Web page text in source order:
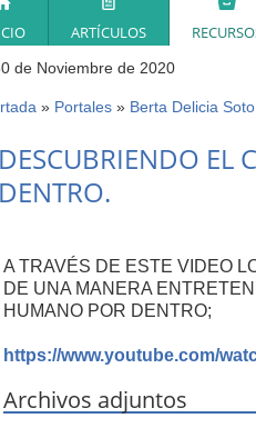
ARTÍCULOS
de Noviembre de 2020
está
aquí
» Portales » Berta Delicia
DESCUBRIENDO EL
DENTRO.
A TRAVÉS DE ESTE VIDEO
DE UNA MANERA
HUMANO POR DENTRO;
https://www.youtube.com/
Archivos adjuntos